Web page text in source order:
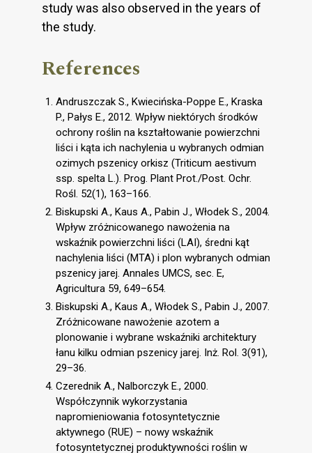
study was also observed in the years of
the study.
References
Andruszczak S., Kwiecińska-Poppe E., Kraska
P., Pałys E., 2012. Wpływ niektórych środków
ochrony roślin na kształtowanie powierzchni
liści i kąta ich nachylenia u wybranych odmian
ozimych pszenicy orkisz (Triticum aestivum
ssp. spelta L.). Prog. Plant Prot./Post. Ochr.
Rośl. 52(1), 163–166.
Biskupski A., Kaus A., Pabin J., Włodek S., 2004.
Wpływ zróżnicowanego nawożenia na
wskaźnik powierzchni liści (LAI), średni kąt
nachylenia liści (MTA) i plon wybranych odmian
pszenicy jarej. Annales UMCS, sec. E,
Agricultura 59, 649–654.
Biskupski A., Kaus A., Włodek S., Pabin J., 2007.
Zróżnicowane nawożenie azotem a
plonowanie i wybrane wskaźniki architektury
łanu kilku odmian pszenicy jarej. Inż. Rol. 3(91),
29–36.
Czerednik A., Nalborczyk E., 2000.
Współczynnik wykorzystania
napromieniowania fotosyntetycznie
aktywnego (RUE) – nowy wskaźnik
fotosyntetycznej produktywności roślin w